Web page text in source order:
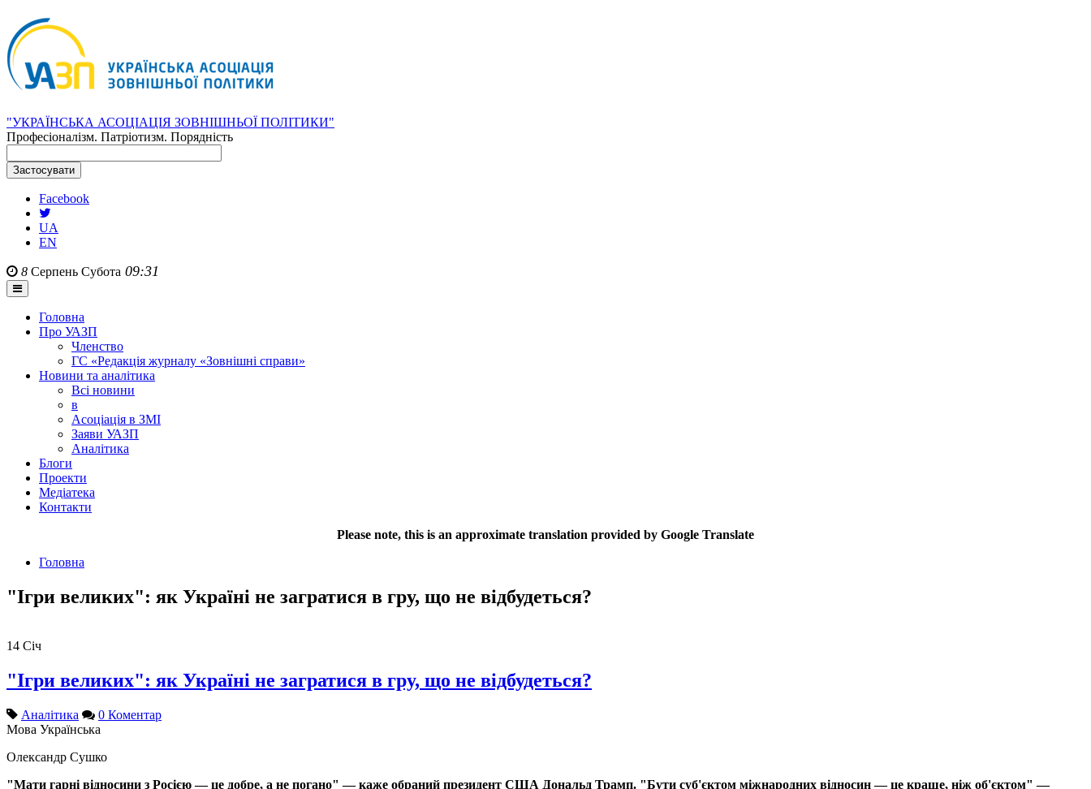
"УКРАЇНСЬКА АСОЦІАЦІЯ ЗОВНІШНЬОЇ ПОЛІТИКИ"
Професіоналізм. Патріотизм. Порядність
Facebook
UA
EN
8 Серпень Субота 09:31
Головна
Про УАЗП
Членство
ГС «Редакція журналу «Зовнішні справи»
Новини та аналітика
Всі новини
в
Асоціація в ЗМІ
Заяви УАЗП
Аналітика
Блоги
Проекти
Медіатека
Контакти
Please note, this is an approximate translation provided by Google Translate
Головна
"Ігри великих": як Україні не загратися в гру, що не відбудеться?
14 Січ
"Ігри великих": як Україні не загратися в гру, що не відбудеться?
Аналітика
0 Коментар
Мова Українська
Олександр Сушко
"Мати гарні відносини з Росією — це добре, а не погано" — каже обраний президент США Дональд Трамп. "Бути суб'єктом міжнародних відносин — це краще, ніж об'єктом" —